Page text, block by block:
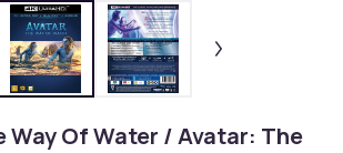
Way Of Water / Avatar: The